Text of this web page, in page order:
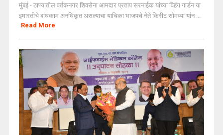
मुंबई - ठाण्यातील वर्तकनगर शिवसेना आमदार प्रताप सरनाईक यांच्या विहंग गार्डन या
इमारतीचे बांधकाम अनधिकृत असल्याचा याचिका भाजपचे नेते किरीट सोमय्या यांन ...
Read More